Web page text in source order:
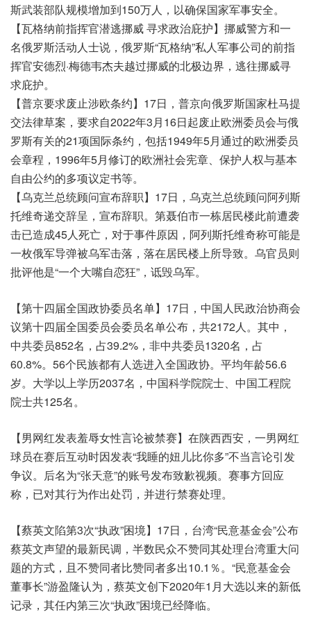
斯武装部队规模增加到150万人，以确保国家军事安全。
【瓦格纳前指挥官潜逃挪威 寻求政治庇护】挪威警方和一
名俄罗斯活动人士说，俄罗斯“瓦格纳”私人军事公司的前指
挥官安德烈·梅德韦杰夫越过挪威的北极边界，逃往挪威寻
求庇护。
【普京要求废止涉欧条约】17日，普京向俄罗斯国家杜马提
交法律草案，要求自2022年3月16日起废止欧洲委员会与俄
罗斯有关的21项国际条约，包括1949年5月通过的欧洲委员
会章程，1996年5月修订的欧洲社会宪章、保护人权与基本
自由公约的多项议定书等。
【乌克兰总统顾问宣布辞职】17日，乌克兰总统顾问阿列斯
托维奇递交辞呈，宣布辞职。第聂伯市一栋居民楼此前遭袭
击已造成45人死亡，对于事件原因，阿列斯托维奇称可能是
一枚俄军导弹被乌军击落，落在居民楼上所导致。乌官员则
批评他是“一个大嘴自恋狂”，诋毁乌军。
【第十四届全国政协委员名单】17日，中国人民政治协商会
议第十四届全国委员会委员名单公布，共2172人。其中，
中共委员852名，占39.2%，非中共委员1320名，占
60.8%。56个民族都有人选进入全国政协。平均年龄56.6
岁。大学以上学历2037名，中国科学院院士、中国工程院
院士共125名。
【男网红发表羞辱女性言论被禁赛】在陕西西安，一男网红
球员在赛后互动时因发表“我睡的妞儿比你多”不当言论引发
争议。后名为“张天意”的账号发布致歉视频。赛事方回应
称，已对其行为作出处罚，并进行禁赛处理。
【蔡英文陷第3次“执政”困境】17日，台湾“民意基金会”公布
蔡英文声望的最新民调，半数民众不赞同其处理台湾重大问
题的方式，且不赞同者比赞同者多出10.1％。“民意基金会
董事长”游盈隆认为，蔡英文创下2020年1月大选以来的新低
记录，其任内第三次“执政”困境已经降临。